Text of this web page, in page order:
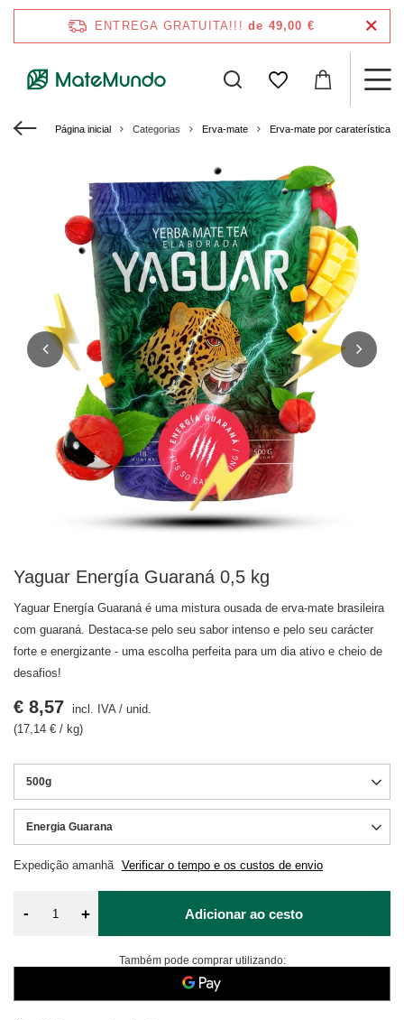
ENTREGA GRATUITA!!! de 49,00 €
Página inicial Categorias Erva-mate Erva-mate por caraterísticas
Yaguar Energía Guaraná 0,5 kg
Yaguar Energía Guaraná é uma mistura ousada de erva-mate brasileira
com guaraná. Destaca-se pelo seu sabor intenso e pelo seu carácter
forte e energizante - uma escolha perfeita para um dia ativo e cheio de
desafios!
500g
Energia Guarana
Expedição amanhã Verificar o tempo e os custos de envio
€ 8,57 incl. IVA/ unid.
(17,14 € / kg)
- + Adicionar ao cesto
Também pode comprar utilizando: